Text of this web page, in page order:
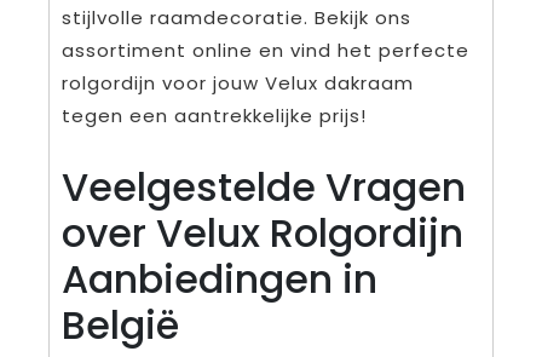
stijlvolle raamdecoratie. Bekijk ons
assortiment online en vind het perfecte
rolgordijn voor jouw Velux dakraam
tegen een aantrekkelijke prijs!
Veelgestelde Vragen
over Velux Rolgordijn
Aanbiedingen in
België